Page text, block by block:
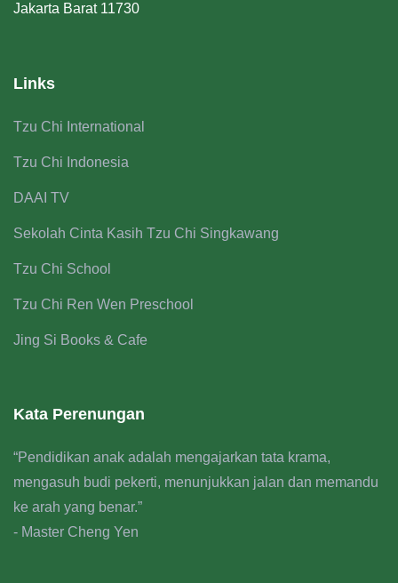
Jakarta Barat 11730
Links
Tzu Chi International
Tzu Chi Indonesia
DAAI TV
Sekolah Cinta Kasih Tzu Chi Singkawang
Tzu Chi School
Tzu Chi Ren Wen Preschool
Jing Si Books & Cafe
Kata Perenungan
“Pendidikan anak adalah mengajarkan tata krama,
mengasuh budi pekerti, menunjukkan jalan dan memandu
ke arah yang benar.”
- Master Cheng Yen